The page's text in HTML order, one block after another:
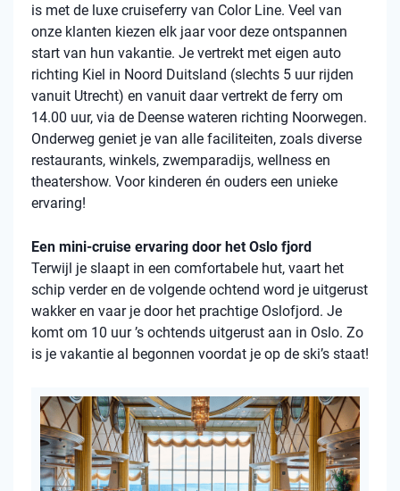
is met de luxe cruiseferry van Color Line. Veel van
onze klanten kiezen elk jaar voor deze ontspannen
start van hun vakantie. Je vertrekt met eigen auto
richting Kiel in Noord Duitsland (slechts 5 uur rijden
vanuit Utrecht) en vanuit daar vertrekt de ferry om
14.00 uur, via de Deense wateren richting Noorwegen.
Onderweg geniet je van alle faciliteiten, zoals diverse
restaurants, winkels, zwemparadijs, wellness en
theatershow. Voor kinderen én ouders een unieke
ervaring!
Een mini-cruise ervaring door het Oslo fjord
Terwijl je slaapt in een comfortabele hut, vaart het
schip verder en de volgende ochtend word je uitgerust
wakker en vaar je door het prachtige Oslofjord. Je
komt om 10 uur ’s ochtends uitgerust aan in Oslo. Zo
is je vakantie al begonnen voordat je op de ski’s staat!